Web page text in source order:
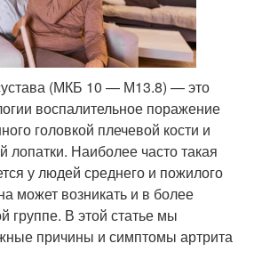
(МКБ 10 — М13.8) — это
воспалительное поражение
головкой плечевой кости и
лопатки. Наиболее часто такая
у людей среднего и пожилого
может возникать и в более
группе. В этой статье мы
причины и симптомы артрита